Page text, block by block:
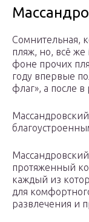
Сомнительная,
пляж, но, всё же
фоне прочих
году впервые
флаг», а после
протяженный
каждый из
для
развлечения и